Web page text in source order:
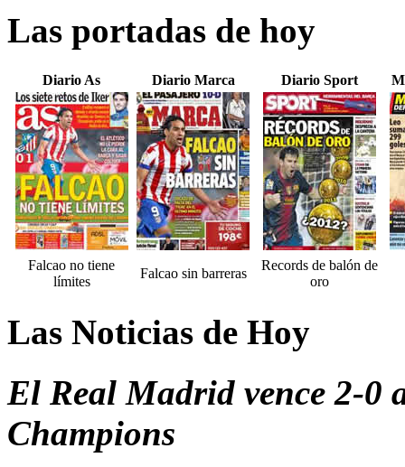
Las portadas de hoy
Diario As Diario Marca Diario Sport
Falcao no tiene
límites
Falcao sin barreras
Records de balón de
oro
Las Noticias de Hoy
El Real Madrid vence 2-0
Champions